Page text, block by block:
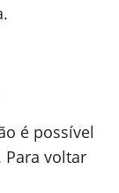
é possível
Para voltar